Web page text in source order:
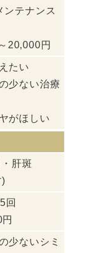
ンテナンス
20,000円
たい
少ない治療
がほしい
肝斑
)
回
少ないシミ